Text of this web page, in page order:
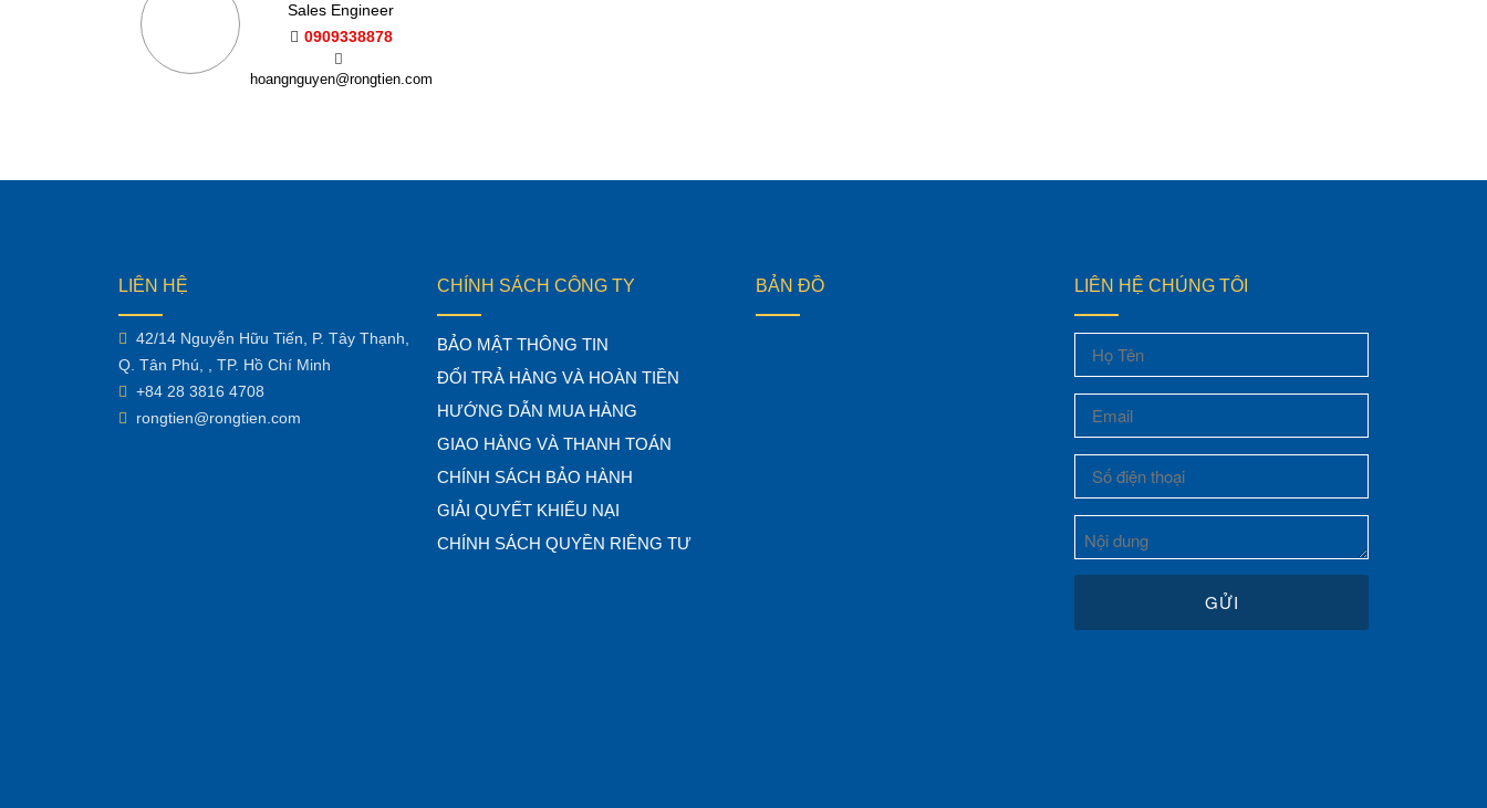
Sales Engineer
0909338878
hoangnguyen@rongtien.com
LIÊN HỆ
42/14 Nguyễn Hữu Tiến, P. Tây Thạnh,
Q. Tân Phú, , TP. Hồ Chí Minh
+84 28 3816 4708
rongtien@rongtien.com
CHÍNH SÁCH CÔNG TY
BẢO MẬT THÔNG TIN
ĐỔI TRẢ HÀNG VÀ HOÀN TIỀN
HƯỚNG DẪN MUA HÀNG
GIAO HÀNG VÀ THANH TOÁN
CHÍNH SÁCH BẢO HÀNH
GIẢI QUYẾT KHIẾU NẠI
CHÍNH SÁCH QUYỀN RIÊNG TƯ
BẢN ĐỒ LIÊN HỆ CHÚNG TÔI